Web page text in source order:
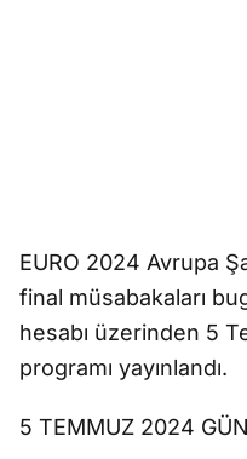
EURO 2024 Avrupa
final müsabakaları
hesabı üzerinden 5
programı yayınlandı.
5 TEMMUZ 2024